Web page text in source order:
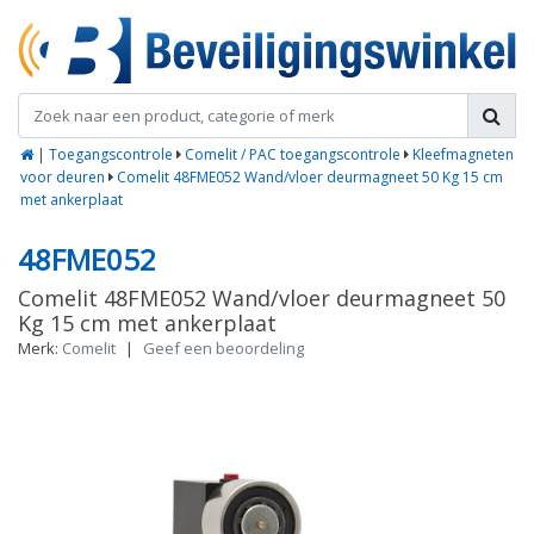
| Toegangscontrole Comelit / PAC toegangscontrole
Kleefmagneten
voor deuren
Comelit 48FME052 Wand/vloer deurmagneet 50 Kg 15 cm
met ankerplaat
48FME052
Comelit 48FME052 Wand/vloer deurmagneet 50
Kg 15 cm met ankerplaat
Merk: Comelit | Geef een beoordeling